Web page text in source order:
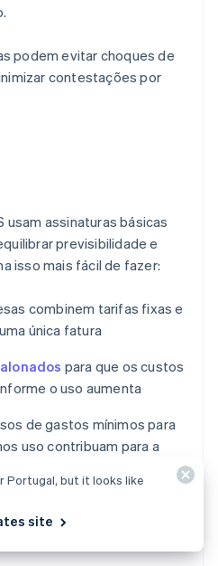
podem evitar choques de
contestações por
usam assinaturas básicas
previsibilidade e
isso mais fácil de fazer:
combinem tarifas fixas e
única fatura
para que os custos
o uso aumenta
de gastos mínimos para
uso contribuam para a
Portugal, but it looks like
site